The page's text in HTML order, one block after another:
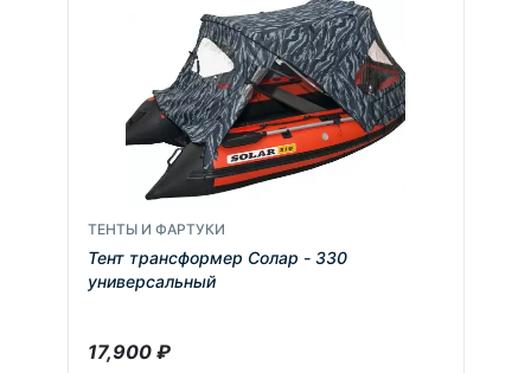
ТЕНТЫ И ФАРТУКИ
Тент трансформер Солар - 330
универсальный
17,900₽